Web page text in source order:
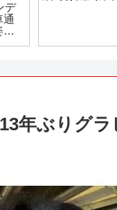
年ぶりグ